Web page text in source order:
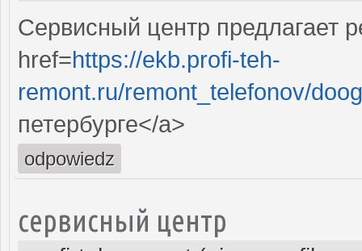
Сервисный центр предлагает
href=https://ekb.profi-teh-
remont.ru/remont_telefonov/
петербурге</a>
odpowiedz
сервисный центр